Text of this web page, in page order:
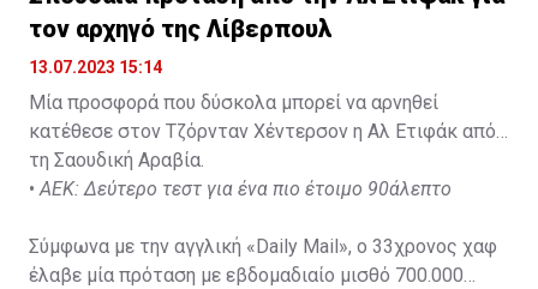
τον αρχηγό της Λίβερπουλ
13.07.2023 15:14
Μία προσφορά που δύσκολα μπορεί να αρνηθεί
κατέθεσε στον Τζόρνταν Χέντερσον η Αλ Ετιφάκ από
τη Σαουδική Αραβία.
•ΑΕΚ: Δεύτερο τεστ για ένα πιο έτοιμο 90άλεπτο
Σύμφωνα με την αγγλική «Daily Mail», ο 33χρονος χαφ
έλαβε μία πρόταση με εβδομαδιαίο μισθό 700.000